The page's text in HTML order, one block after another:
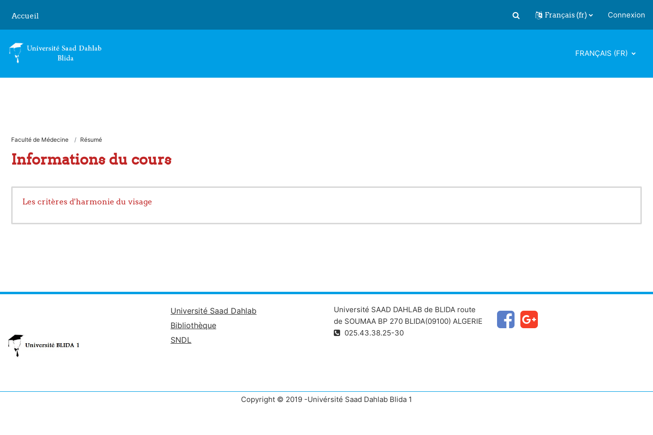
Accueil
Activer/désactiver la saisie de
Français ‎(fr)‎ Connexion
FRANÇAIS ‎(FR)‎
Faculté de Médecine Résumé
Informations du cours
Les critères d'harmonie du visage
Université Saad Dahlab
Bibliothèque
SNDL
Université SAAD DAHLAB de BLIDA route
de SOUMAA BP 270 BLIDA(09100) ALGERIE
025.43.38.25-30
Copyright © 2019 -Univérsité Saad Dahlab Blida 1